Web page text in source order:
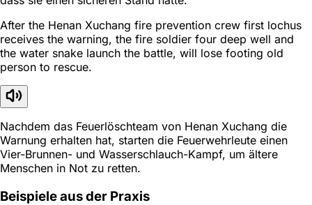
After the Henan Xuchang fire prevention crew first lochus
receives the warning, the fire soldier four deep well and
the water snake launch the battle, will lose footing old
person to rescue.
Nachdem das Feuerlöschteam von Henan Xuchang die
Warnung erhalten hat, starten die Feuerwehrleute einen
Vier-Brunnen- und Wasserschlauch-Kampf, um ältere
Menschen in Not zu retten.
Beispiele aus der Praxis